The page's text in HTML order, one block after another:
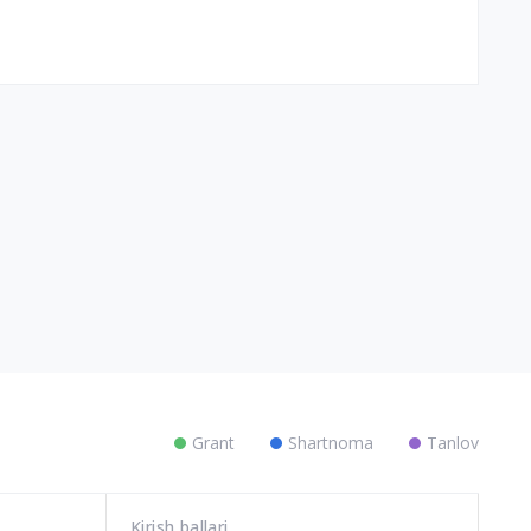
Grant Shartnoma Tanlov